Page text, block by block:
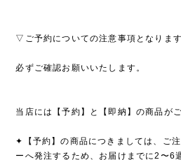
▽ご予約についての注意事項となりま
必ずご確認お願いいたします。
当店には【予約】と【即納】の商品が
✦【予約】の商品につきましては、ご
ーへ発注するため、お届けまでに2〜6